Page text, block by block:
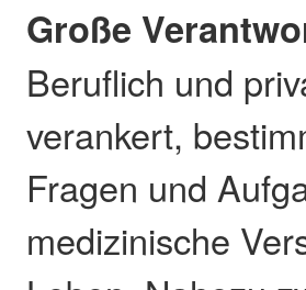
Große
Beruflich und
verankert,
Fragen und
medizinische